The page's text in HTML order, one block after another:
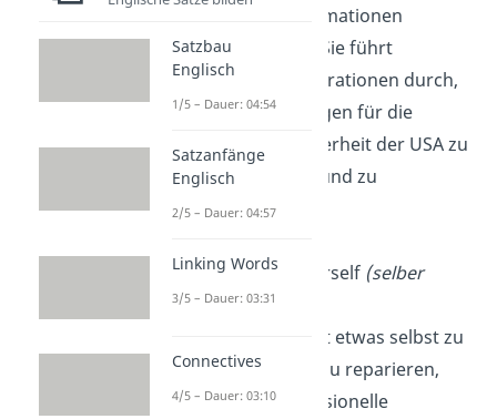
Auslandsinformationen
zuständig ist. Sie führt
verdeckte Operationen durch,
um Bedrohungen für die
nationale Sicherheit der USA zu
identifizieren und zu
bekämpfen.
DIY: Do It Yourself (selber
machen)
„DIY“ bedeutet etwas selbst zu
machen oder zu reparieren,
anstatt professionelle
Satzbau
Englisch
1/5 – Dauer: 04:54
Satzanfänge
Englisch
2/5 – Dauer: 04:57
Linking Words
3/5 – Dauer: 03:31
Connectives
4/5 – Dauer: 03:10